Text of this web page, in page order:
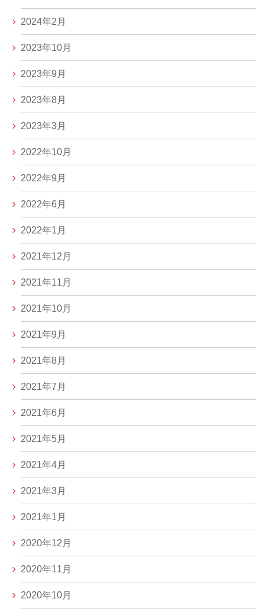
2024年2月
2023年10月
2023年9月
2023年8月
2023年3月
2022年10月
2022年9月
2022年6月
2022年1月
2021年12月
2021年11月
2021年10月
2021年9月
2021年8月
2021年7月
2021年6月
2021年5月
2021年4月
2021年3月
2021年1月
2020年12月
2020年11月
2020年10月